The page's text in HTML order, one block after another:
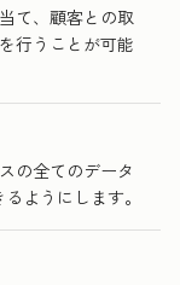
て、顧客との取
行うことが可能
の全てのデータ
ようにします。